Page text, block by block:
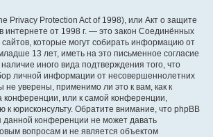
Privacy Protection Act of 1998), или Акт о защите
интернете от 1998 г. — это закон Соединённых
которые могут собирать информацию от
13 лет, иметь на это письменное согласие
иного вида подтверждения того, что
личной информации от несовершеннолетних
уверены, применимо ли это к вам, как к
конференции, или к самой конференции,
к юрисконсульту. Обратите внимание, что phpBB
данной конференции не может давать
вопросам и не является объектом